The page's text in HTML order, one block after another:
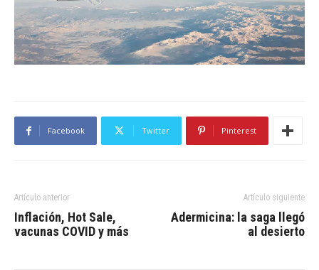
Facebook Twitter Pinterest
Artículo anterior
Inflación, Hot Sale,
vacunas COVID y más
Artículo siguiente
Adermicina: la saga llegó
al desierto